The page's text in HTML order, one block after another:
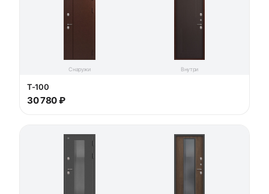
Снаружи Внутри
T-100
30 780 ₽